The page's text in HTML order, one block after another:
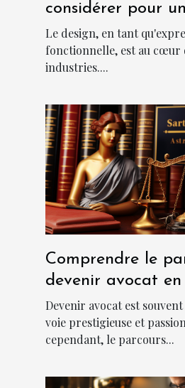
considérer pour
design abordable
performant?
Le design, en tant
fonctionnelle, est au cœur
industries....
Comprendre le
devenir avocat en
Devenir avocat est
voie prestigieuse et
cependant, le parcours...